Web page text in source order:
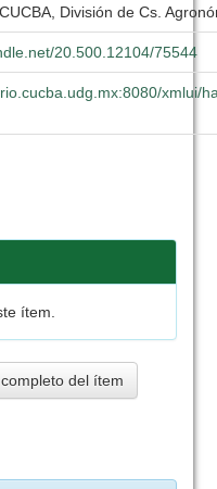
División de Cs.
20.500.12104/75544
xmlui/
ítem.
del ítem